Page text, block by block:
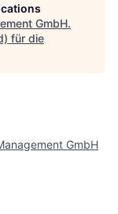
GmbH.
für die
GmbH